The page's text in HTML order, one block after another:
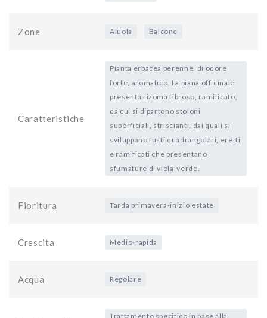
Zone Aiuola Balcone
Caratteristiche
Pianta erbacea perenne, di odore
forte, aromatico. La piana officinale
presenta rizoma fibroso, ramificato,
da cui si dipartono stoloni
superficiali, striscianti, dai quali si
sviluppano fusti quadrangolari, eretti
e ramificati che presentano
sfumature di viola-verde.
Fioritura Tarda primavera-inizio estate
Crescita Medio-rapida
Acqua Regolare
Trattamento specifico in base alla